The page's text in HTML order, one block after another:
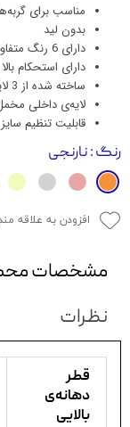
مناسب برای
بدون لید
دارای 6 رنگ متفاوت
دارای استحکام
ساخته شده از 3 لایه‌ی پرس شده همراه با ابر
لایه‌ی داخلی
قابلیت تنظیم سایز
رنگ: نارنجی
افزودن به علاقه
مشخصات
نظرات
قطر
دهانه‌ی
بالایی